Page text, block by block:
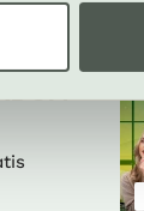
del av